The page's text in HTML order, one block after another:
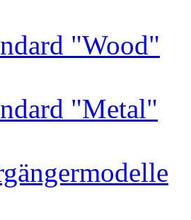
"Wood"
"Metal"